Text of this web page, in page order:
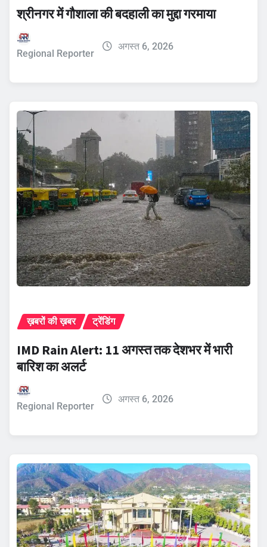
श्रीनगर में गौशाला की बदहाली का मुद्दा गरमाया
Regional Reporter
अगस्त 6, 2026
ख़बरों की ख़बर ट्रेंडिंग
IMD Rain Alert: 11 अगस्त तक देशभर में भारी
बारिश का अलर्ट
Regional Reporter
अगस्त 6, 2026